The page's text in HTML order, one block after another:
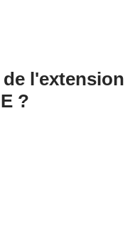
l'extension
?